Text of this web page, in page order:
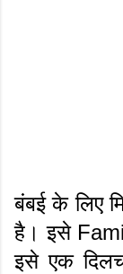
बंबई के लिए
है। इसे
इसे एक